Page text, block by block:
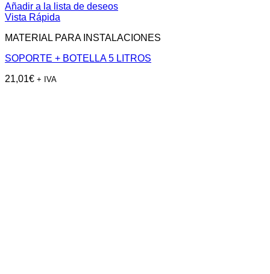
Añadir a la lista de deseos
Vista Rápida
MATERIAL PARA INSTALACIONES
SOPORTE + BOTELLA 5 LITROS
21,01€ + IVA